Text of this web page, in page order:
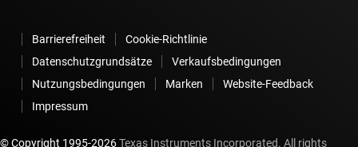
Barrierefreiheit
Cookie-Richtlinie
Datenschutzgrundsätze
Verkaufsbedingungen
Nutzungsbedingungen
Marken
Website-Feedback
Impressum
© Copyright 1995-2026Texas Instruments Incorporated. All rights